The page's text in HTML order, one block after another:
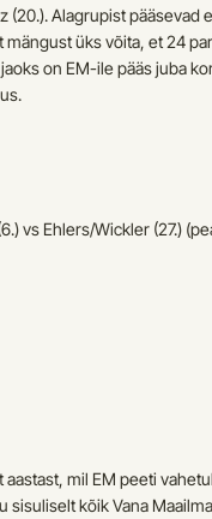
(20.). Alagrupist pääsevad
üks võita, et 24
on EM-ile pääs juba
vs Ehlers/Wickler (27.)
mil EM peeti
sisuliselt kõik Vana